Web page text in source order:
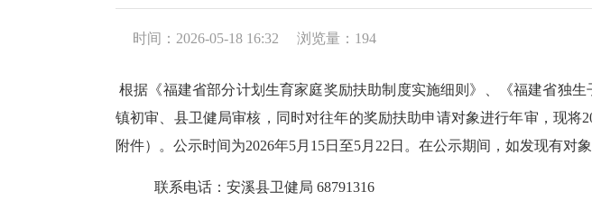
时间：2026-05-18 16:32 浏览量： 194
根据《福建省部分计划生育家庭奖励扶助制度实施细则》、《福建省独
镇初审、县卫健局审核，同时对往年的奖励扶助申请对象进行年审，现将
附件）。公示时间为2026年5月15日至5月22日。在公示期间，如发现有对
联系电话：安溪县卫健局 68791316